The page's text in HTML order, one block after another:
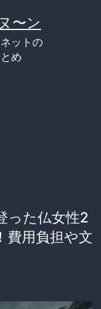
〜ン
ットの
め
った仏女性2
費用負担や文